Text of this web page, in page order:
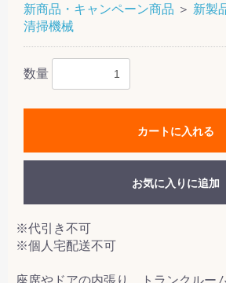
新商品・キャンペーン商品 ＞ 新製
清掃機械
数量
カートに入れる
お気に入りに追加
※代引き不可
※個人宅配送不可